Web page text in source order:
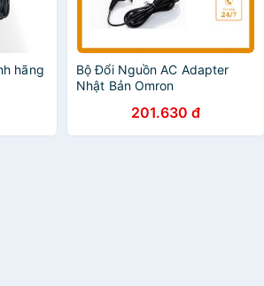
hãng
Bộ Đổi Nguồn AC Adapter
Nhật Bản Omron
201.630 đ